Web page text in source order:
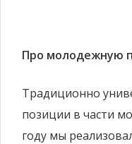
Про молодежную
Традиционно
позиции в части
году мы